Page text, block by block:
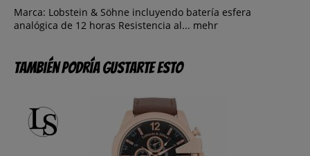
Marca: Lobstein & Söhne incluyendo batería esfera
analógica de 12 horas Resistencia al... mehr
También podría gustarte esto